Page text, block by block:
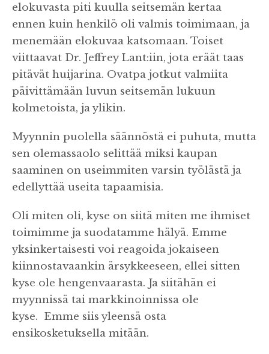
elokuvasta piti kuulla seitsemän kertaa
ennen kuin henkilö oli valmis toimimaan, ja
menemään elokuvaa katsomaan. Toiset
viittaavat Dr. Jeffrey Lant:iin, jota eräät taas
pitävät huijarina. Ovatpa jotkut valmiita
päivittämään luvun seitsemän lukuun
kolmetoista, ja ylikin.
Myynnin puolella säännöstä ei puhuta, mutta
sen olemassaolo selittää miksi kaupan
saaminen on useimmiten varsin työlästä ja
edellyttää useita tapaamisia.
Oli miten oli, kyse on siitä miten me ihmiset
toimimme ja suodatamme hälyä. Emme
yksinkertaisesti voi reagoida jokaiseen
kiinnostavaankin ärsykkeeseen, ellei sitten
kyse ole hengenvaarasta. Ja siitähän ei
myynnissä tai markkinoinnissa ole
kyse. Emme siis yleensä osta
ensikosketuksella mitään.